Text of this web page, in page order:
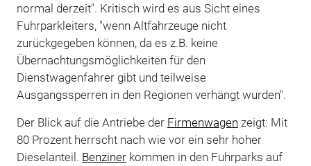
normal derzeit". Kritisch wird es aus Sicht eines
Fuhrparkleiters, "wenn Altfahrzeuge nicht
zurückgegeben können, da es z.B. keine
Übernachtungsmöglichkeiten für den
Dienstwagenfahrer gibt und teilweise
Ausgangssperren in den Regionen verhängt wurden".
Der Blick auf die Antriebe der Firmenwagen zeigt: Mit
80 Prozent herrscht nach wie vor ein sehr hoher
Dieselanteil. Benzinerkommen in den Fuhrparks auf